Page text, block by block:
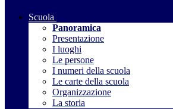
Scuola
Panoramica
Presentazione
I luoghi
Le persone
I numeri della scuola
Le carte della scuola
Organizzazione
La storia